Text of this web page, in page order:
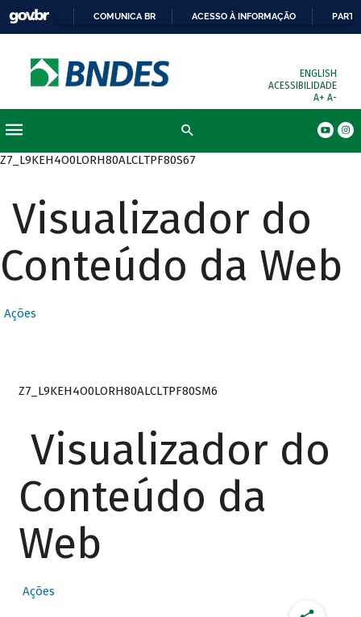
COMUNICA BR ACESSO À INFORMAÇÃO
ENGLISH
ACESSIBILIDADE
A+ A-
Z7_L9KEH4O0LORH80ALCLTPF80S67
Visualizador do
Conteúdo da Web
Ações
Z7_L9KEH4O0LORH80ALCLTPF80SM6
Visualizador do
Conteúdo da
Web
Ações